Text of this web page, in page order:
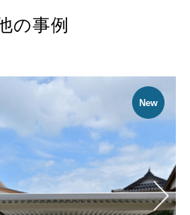
の事例
New